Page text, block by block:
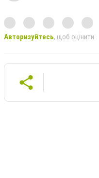
Авторизуйтесь, щоб оцінити